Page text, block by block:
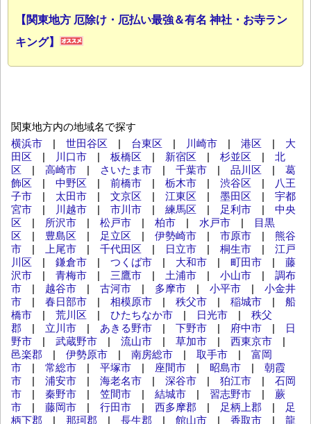
【関東地方 厄除け・厄払い最強＆有名 神社・お寺ラン
キング】
関東地方内の地域名で探す
横浜市 | 世田谷区 | 台東区 | 川崎市 | 港区 | 大
田区 | 川口市 | 板橋区 | 新宿区 | 杉並区 | 北
区 | 高崎市 | さいたま市 | 千葉市 | 品川区 | 葛
飾区 | 中野区 | 前橋市 | 栃木市 | 渋谷区 |
八王
子市 | 太田市 | 文京区 | 江東区 | 墨田区 | 宇都
宮市 | 川越市 | 市川市 | 練馬区 | 足利市 | 中央
区 | 所沢市 | 松戸市 | 柏市 | 水戸市 |
目黒
区 | 豊島区 | 足立区 | 伊勢崎市 | 市原市 | 熊谷
市 | 上尾市 | 千代田区 | 日立市 | 桐生市 | 江戸
川区 | 鎌倉市 | つくば市 | 大和市 | 町田市 | 藤
沢市 | 青梅市 | 三鷹市 | 土浦市 | 小山市 | 調布
市 | 越谷市 | 古河市 | 多摩市 | 小平市 | 小金井
市 | 春日部市 | 相模原市 | 秩父市 | 稲城市 | 船
橋市 | 荒川区 | ひたちなか市 | 日光市 | 秩父
郡 | 立川市 | あきる野市 | 下野市 | 府中市 |
日
野市 | 武蔵野市 | 流山市 | 草加市 | 西東京市 |
邑楽郡 | 伊勢原市 | 南房総市 | 取手市 | 富岡
市 | 常総市 | 平塚市 | 座間市 | 昭島市 | 朝霞
市 | 浦安市 | 海老名市 | 深谷市 | 狛江市 | 石岡
市 | 秦野市 | 笠間市 | 結城市 | 習志野市 | 蕨
市 | 藤岡市 | 行田市 | 西多摩郡 | 足柄上郡 |
足
柄下郡 | 那珂郡 | 長生郡 | 館山市 | 香取市 | 龍